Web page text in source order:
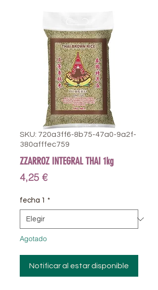
SKU: 720a3ff6-8b75-47a0-9a2f-
380afffec759
ZZARROZ INTEGRAL THAI 1kg
4,25 €Precio
fecha 1 *
Agotado
Notificar al estar disponible